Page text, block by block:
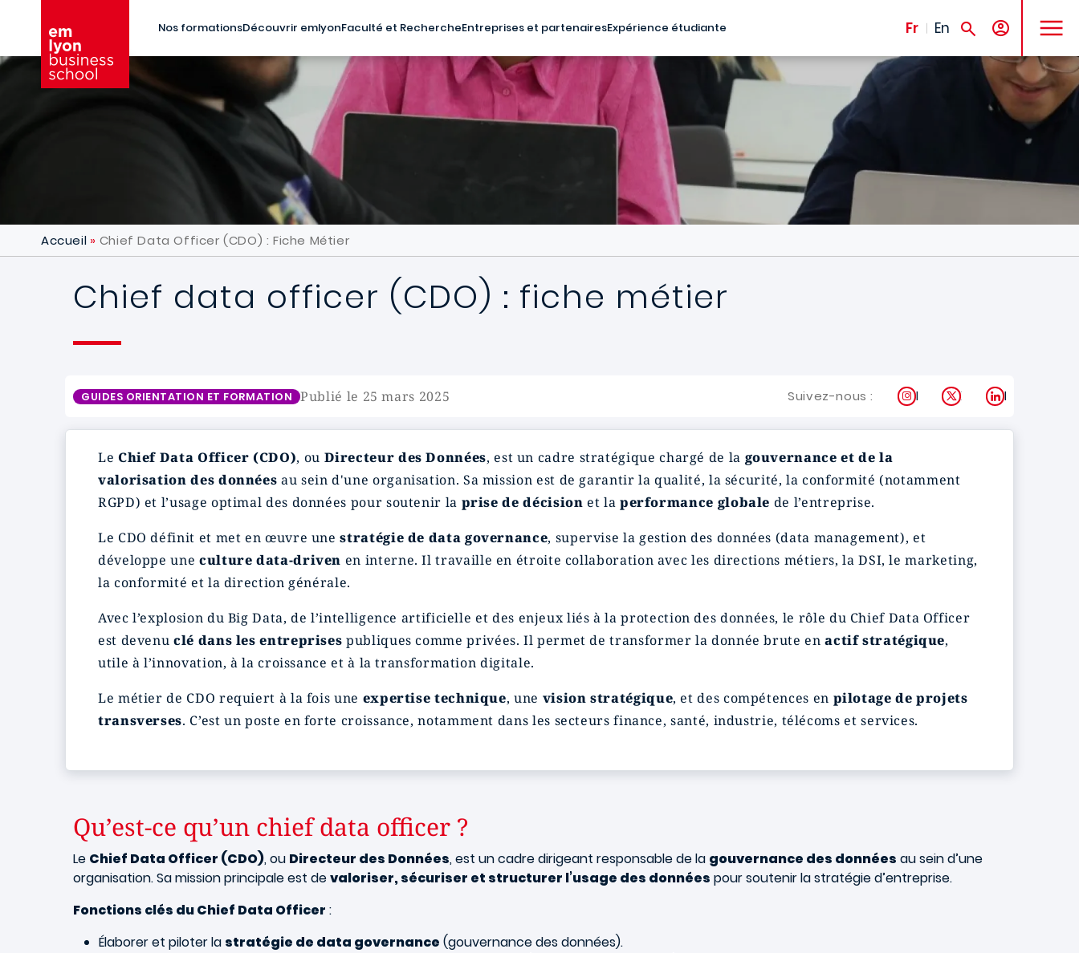
Nos formationsDécouvrir emlyonFaculté et RechercheEntreprises et partenairesExpérience étudiante Fr En
MENU
Accueil Chief Data Officer (CDO) : Fiche Métier
Chief data officer (CDO) : fiche métier
GUIDES ORIENTATION ET FORMATION Publié le 25 mars 2025 Suivez-nous : Instagram
X LinkedIn
Le Chief Data Officer (CDO), ou Directeur des Données, est un cadre stratégique chargé de la gouvernance et de la
valorisation des données au sein d'une organisation. Sa mission est de garantir la qualité, la sécurité, la conformité (notamment
RGPD) et l’usage optimal des données pour soutenir la prise de décision et la performance globale de l’entreprise.
Le CDO définit et met en œuvre unestratégie de data governance, supervise la gestion des données (data management), et
développe une culture data-driven en interne. Il travaille en étroite collaboration avec les directions métiers, la DSI, le marketing,
la conformité et la direction générale.
Avec l’explosion du Big Data, de l’intelligence artificielle et des enjeux liés à la protection des données, le rôle du Chief Data Officer
est devenuclé dans les entreprises publiques comme privées. Il permet de transformer la donnée brute enactif stratégique,
utile à l’innovation, à la croissance et à la transformation digitale.
Le métier de CDO requiert à la fois une expertise technique, une vision stratégique, et des compétences en pilotage de projets
transverses. C’est un poste en forte croissance, notamment dans les secteurs finance, santé, industrie, télécoms et services.
Qu’est-ce qu’un chief data officer ?
Le Chief Data Officer (CDO), ou Directeur des Données, est un cadre dirigeant responsable de la gouvernance des données au sein d’une
organisation. Sa mission principale est devaloriser, sécuriser et structurer l’usage des données pour soutenir la stratégie d’entreprise.
Fonctions clés du Chief Data Officer :
Élaborer et piloter la stratégie de data governance (gouvernance des données).